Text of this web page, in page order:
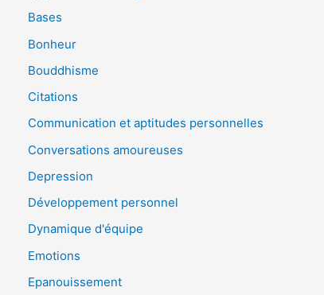
Bases
Bonheur
Bouddhisme
Citations
Communication et aptitudes personnelles
Conversations amoureuses
Depression
Développement personnel
Dynamique d'équipe
Emotions
Epanouissement